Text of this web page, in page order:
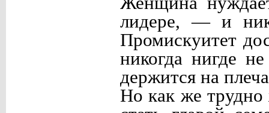
лидере, — и
Промискуитет
никогда нигде
держится на
Но как же